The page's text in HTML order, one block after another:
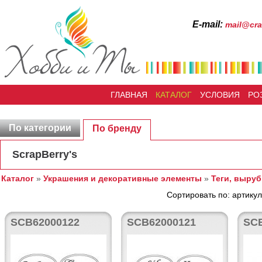
Е-mail:
ГЛАВНАЯ КАТАЛОГ УСЛОВИЯ
По категории По бренду
ScrapBerry's
Каталог » Украшения и декоративные элементы » Теги,
Сортировать по:
SCB62000122 SCB62000121